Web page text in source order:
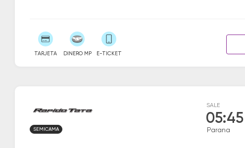
TARJETA DINERO MP E-TICKET
SALE
05:45
Parana
SEMICAMA